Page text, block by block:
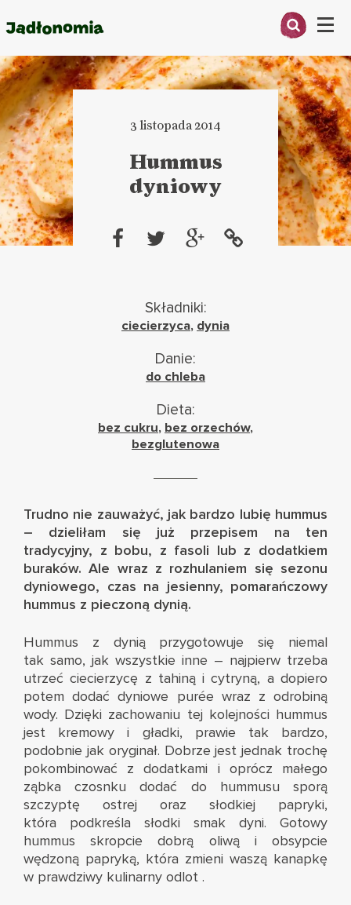
Menu
O MNIE
PRZEPISY
ARTYKUŁY
KSIĄŻKI
KONTAKT
3 listopada 2014
Hummus
dyniowy
Składniki:
ciecierzyca, dynia
Danie:
do chleba
Dieta:
bez cukru, bez orzechów,
bezglutenowa
Trudno nie zauważyć, jak bardzo lubię hummus
– dzieliłam się już przepisem na ten
tradycyjny, z bobu, z fasoli lub z dodatkiem
buraków. Ale wraz z rozhulaniem się sezonu
dyniowego, czas na jesienny, pomarańczowy
hummus z pieczoną dynią.
Hummus z dynią przygotowuje się niemal
tak samo, jak wszystkie inne – najpierw trzeba
utrzeć ciecierzycę z tahiną i cytryną, a dopiero
potem dodać dyniowe purée wraz z odrobiną
wody. Dzięki zachowaniu tej kolejności hummus
jest kremowy i gładki, prawie tak bardzo,
podobnie jak oryginał. Dobrze jest jednak trochę
pokombinować z dodatkami i oprócz małego
ząbka czosnku dodać do hummusu sporą
szczyptę ostrej oraz słodkiej papryki,
która podkreśla słodki smak dyni. Gotowy
hummus skropcie dobrą oliwą i obsypcie
wędzoną papryką, która zmieni waszą kanapkę
w prawdziwy kulinarny odlot .